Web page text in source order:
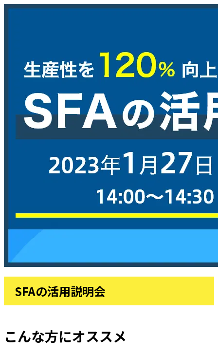
SFAの活用説明会
こんな方にオススメ